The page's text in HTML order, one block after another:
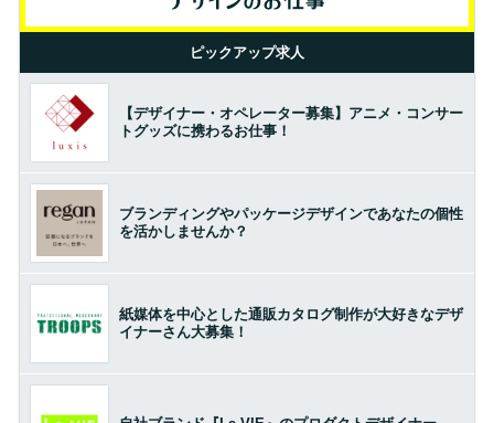
ピックアップ求人
【デザイナー・オペレーター募集】アニメ・コンサー
トグッズに携わるお仕事！
ブランディングやパッケージデザインであなたの個性
を活かしませんか？
紙媒体を中心とした通販カタログ制作が大好きなデザ
イナーさん大募集！